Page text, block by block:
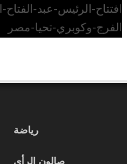
افتتاح-الرئيس-عبد-
الفرج-وكوبري-تحيا-مصر
رياضة